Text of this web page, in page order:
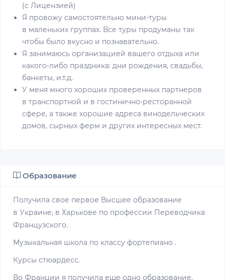
(с Лицензией)
Я провожу самостоятельно мини-туры
в маленьких группах. Все туры продуманы так
чтобы было вкусно и познавательно.
Я занимаюсь организацией вашего отдыха или
какого-либо праздника: дни рождения, свадьбы,
банкеты, и.т.д.
У меня много хороших проверенных партнеров
в транспортной и в гостинично-ресторанной
сфере, а также хорошие адреса винодельческих
домов, сырных ферм и других интересных мест.
Образование
Получила свое первое Высшее образование
в Украине, в Харькове по профессии Переводчика
Французского.
Музыкальная школа по классу фортепиано .
Курсы стюардесс.
Во Франции я получила еще одно образование,